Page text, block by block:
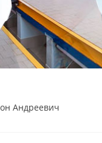
Андреевич